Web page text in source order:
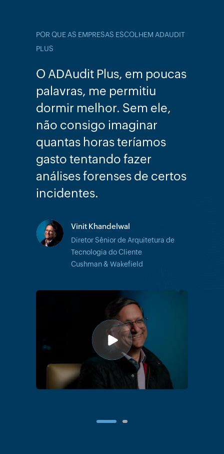
POR QUE AS EMPRESAS ESCOLHEM ADAUDIT
PLUS
O ADAudit Plus, em poucas
palavras, me permitiu
dormir melhor. Sem ele,
não consigo imaginar
quantas horas teríamos
gasto tentando fazer
análises forenses de certos
incidentes.
Vinit Khandelwal
Diretor Sênior de Arquitetura de
Tecnologia do Cliente
Cushman & Wakefield
POR QUE AS EMPRESAS ESCOLHEM ADAUDIT
PLUS
Do ponto de vista da
segurança, da ISO 27001 e
da GDPR, usamos o
ADAudit Plus para nos
ajudar a monitorar o
número de bloqueios de
intrusos e outras métricas
diversas em termos de
James McMillan
Diretor de Tecnologia
Redinete